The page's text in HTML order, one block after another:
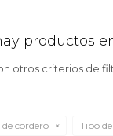
productos
otros criterios de
cordero Tipo